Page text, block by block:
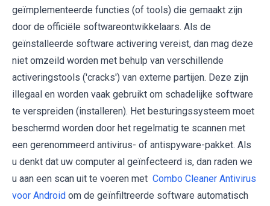
geïmplementeerde functies (of tools) die gemaakt zijn
door de officiële softwareontwikkelaars. Als de
geïnstalleerde software activering vereist, dan mag deze
niet omzeild worden met behulp van verschillende
activeringstools ('cracks') van externe partijen. Deze zijn
illegaal en worden vaak gebruikt om schadelijke software
te verspreiden (installeren). Het besturingssysteem moet
beschermd worden door het regelmatig te scannen met
een gerenommeerd antivirus- of antispyware-pakket. Als
u denkt dat uw computer al geïnfecteerd is, dan raden we
u aan een scan uit te voeren met Combo Cleaner Antivirus
voor Android om de geïnfiltreerde software automatisch